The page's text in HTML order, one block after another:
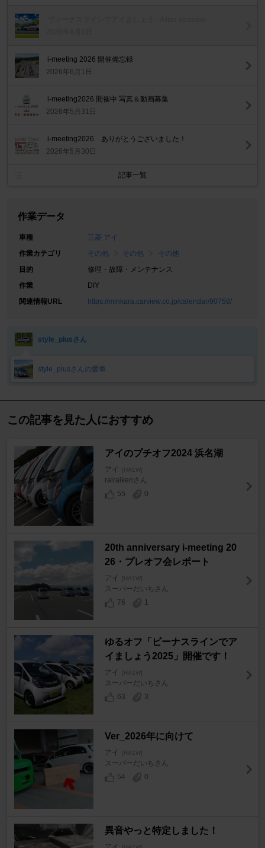
i-meeting 2026 開催備忘録
2026年6月1日
i-meeting2026 開催中 写真＆動画募集
2026年5月31日
i-meeting2026 ありがとうございました！
2026年5月30日
記事一覧
作業データ
車種
三菱 アイ
作業カテゴリ
その他 その他
その他
目的
修理・故障・メンテナンス
作業
DIY
関連情報URL
https://minkara.carview.co.jp/calendar/90758/
style_plusさん
style_plusさんの愛車
この記事を見た人におすすめ
アイのプチオフ2024 浜名湖
アイ [HA1W]
rairaikenさん
55
0
20th anniversary i-meeting 20
26・プレオフ会レポート
アイ [HA1W]
スーパーだいちさん
76
1
ゆるオフ「ビーナスラインでア
イましょう2025」開催です！
アイ [HA1W]
スーパーだいちさん
63
3
Ver_2026年に向けて
アイ [HA1W]
スーパーだいちさん
54
0
異音やっと特定しました！